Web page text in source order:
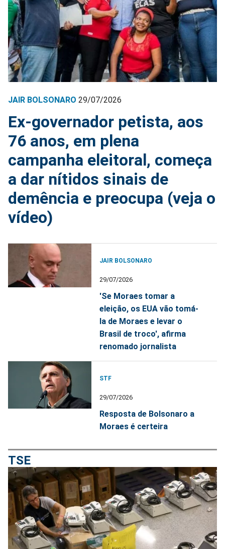
JAIR BOLSONARO 29/07/2026
Ex-governador petista, aos
76 anos, em plena
campanha eleitoral, começa
a dar nítidos sinais de
demência e preocupa (veja o
vídeo)
JAIR BOLSONARO
29/07/2026
'Se Moraes tomar a
eleição, os EUA vão tomá-
la de Moraes e levar o
Brasil de troco', afirma
renomado jornalista
STF
29/07/2026
Resposta de Bolsonaro a
Moraes é certeira
TSE